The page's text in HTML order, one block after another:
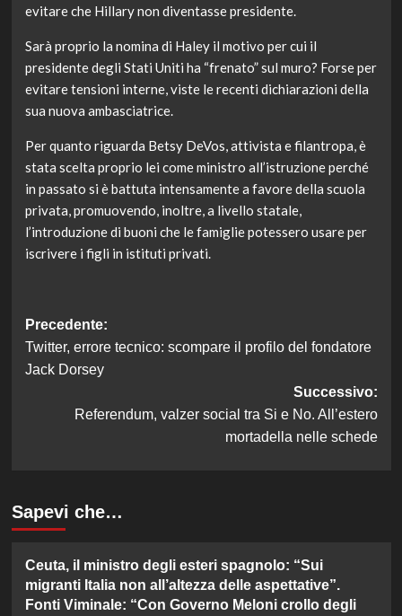
evitare che Hillary non diventasse presidente.
Sarà proprio la nomina di Haley il motivo per cui il
presidente degli Stati Uniti ha “frenato” sul muro? Forse per
evitare tensioni interne, viste le recenti dichiarazioni della
sua nuova ambasciatrice.
Per quanto riguarda Betsy DeVos, attivista e filantropa, è
stata scelta proprio lei come ministro all’istruzione perché
in passato si è battuta intensamente a favore della scuola
privata, promuovendo, inoltre, a livello statale,
l’introduzione di buoni che le famiglie potessero usare per
iscrivere i figli in istituti privati.
Navigazione
articolo
Precedente:
Twitter, errore tecnico: scompare il profilo del fondatore
Jack Dorsey
Successivo:
Referendum, valzer social tra Si e No. All’estero
mortadella nelle schede
Sapevi che…
Ceuta, il ministro degli esteri spagnolo: “Sui
migranti Italia non all’altezza delle aspettative”.
Fonti Viminale: “Con Governo Meloni crollo degli